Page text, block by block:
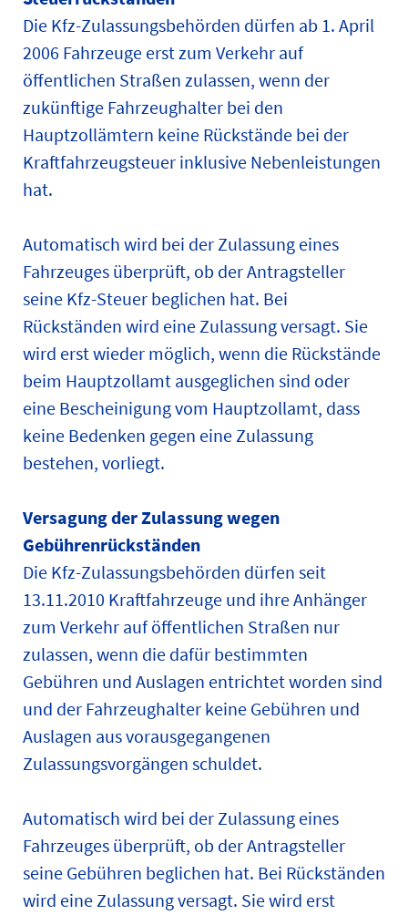
Die Kfz-Zulassungsbehörden dürfen ab 1. April
2006 Fahrzeuge erst zum Verkehr auf
öffentlichen Straßen zulassen, wenn der
zukünftige Fahrzeughalter bei den
Hauptzollämtern keine Rückstände bei der
Kraftfahrzeugsteuer inklusive Nebenleistungen
hat.
Automatisch wird bei der Zulassung eines
Fahrzeuges überprüft, ob der Antragsteller
seine Kfz-Steuer beglichen hat. Bei
Rückständen wird eine Zulassung versagt. Sie
wird erst wieder möglich, wenn die Rückstände
beim Hauptzollamt ausgeglichen sind oder
eine Bescheinigung vom Hauptzollamt, dass
keine Bedenken gegen eine Zulassung
bestehen, vorliegt.
Versagung der Zulassung wegen
Gebührenrückständen
Die Kfz-Zulassungsbehörden dürfen seit
13.11.2010 Kraftfahrzeuge und ihre Anhänger
zum Verkehr auf öffentlichen Straßen nur
zulassen, wenn die dafür bestimmten
Gebühren und Auslagen entrichtet worden sind
und der Fahrzeughalter keine Gebühren und
Auslagen aus vorausgegangenen
Zulassungsvorgängen schuldet.
Automatisch wird bei der Zulassung eines
Fahrzeuges überprüft, ob der Antragsteller
seine Gebühren beglichen hat. Bei Rückständen
wird eine Zulassung versagt. Sie wird erst